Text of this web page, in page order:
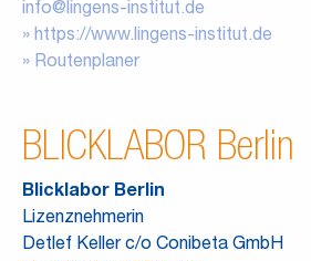
info@lingens-institut.de
https://www.lingens-institut.de
Routenplaner
BLICKLABOR Berlin
Blicklabor Berlin
Lizenznehmerin
Detlef Keller c/o Conibeta GmbH